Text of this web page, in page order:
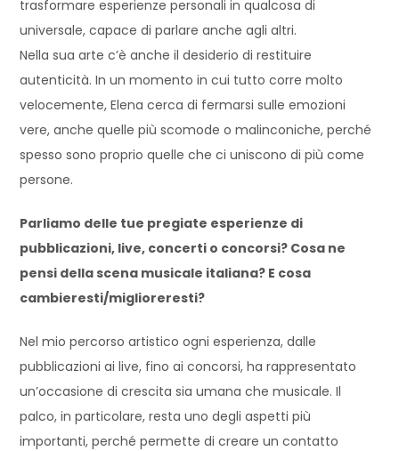
trasformare esperienze personali in qualcosa di
universale, capace di parlare anche agli altri.
Nella sua arte c’è anche il desiderio di restituire
autenticità. In un momento in cui tutto corre molto
velocemente, Elena cerca di fermarsi sulle emozioni
vere, anche quelle più scomode o malinconiche, perché
spesso sono proprio quelle che ci uniscono di più come
persone.
Parliamo delle tue pregiate esperienze di
pubblicazioni, live, concerti o concorsi? Cosa ne
pensi della scena musicale italiana? E cosa
cambieresti/miglioreresti?
Nel mio percorso artistico ogni esperienza, dalle
pubblicazioni ai live, fino ai concorsi, ha rappresentato
un’occasione di crescita sia umana che musicale. Il
palco, in particolare, resta uno degli aspetti più
importanti, perché permette di creare un contatto